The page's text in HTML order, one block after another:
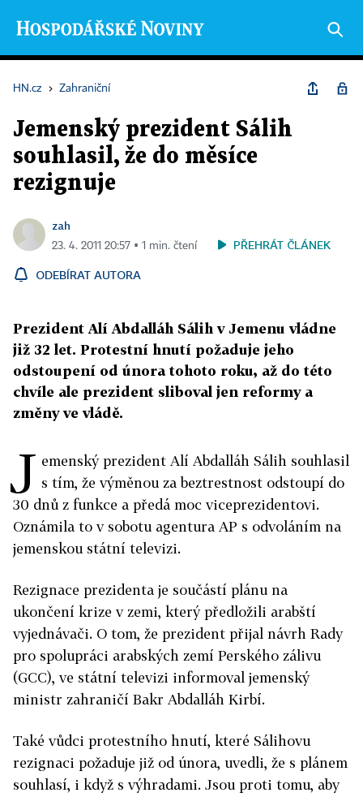
HN.cz › Zahraniční
Jemenský prezident Sálih
souhlasil, že do měsíce
rezignuje
zah
23. 4. 2011 20:57 ▪ 1 min. čtení PŘEHRÁT ČLÁNEK
ODEBÍRAT AUTORA
Prezident Alí Abdalláh Sálih v Jemenu vládne
již 32 let. Protestní hnutí požaduje jeho
odstoupení od února tohoto roku, až do této
chvíle ale prezident sliboval jen reformy a
změny ve vládě.
J emenský prezident Alí Abdalláh Sálih souhlasil
s tím, že výměnou za beztrestnost odstoupí do
30 dnů z funkce a předá moc viceprezidentovi.
Oznámila to v sobotu agentura AP s odvoláním na
jemenskou státní televizi.
Rezignace prezidenta je součástí plánu na
ukončení krize v zemi, který předložili arabští
vyjednávači. O tom, že prezident přijal návrh Rady
pro spolupráci arabských zemí Perského zálivu
(GCC), ve státní televizi informoval jemenský
ministr zahraničí Bakr Abdalláh Kirbí.
Také vůdci protestního hnutí, které Sálihovu
rezignaci požaduje již od února, uvedli, že s plánem
souhlasí, i když s výhradami. Jsou proti tomu, aby